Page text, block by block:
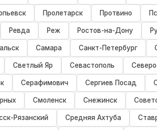
Пролетарск Протвино
Ревда Реж Ростов-на-Дону
Самара Санкт-Петербург
Светлый Яр Севастополь
Серафимович Сергиев Посад
Смоленск Снежинск
Рязанский Средняя Ахтуба